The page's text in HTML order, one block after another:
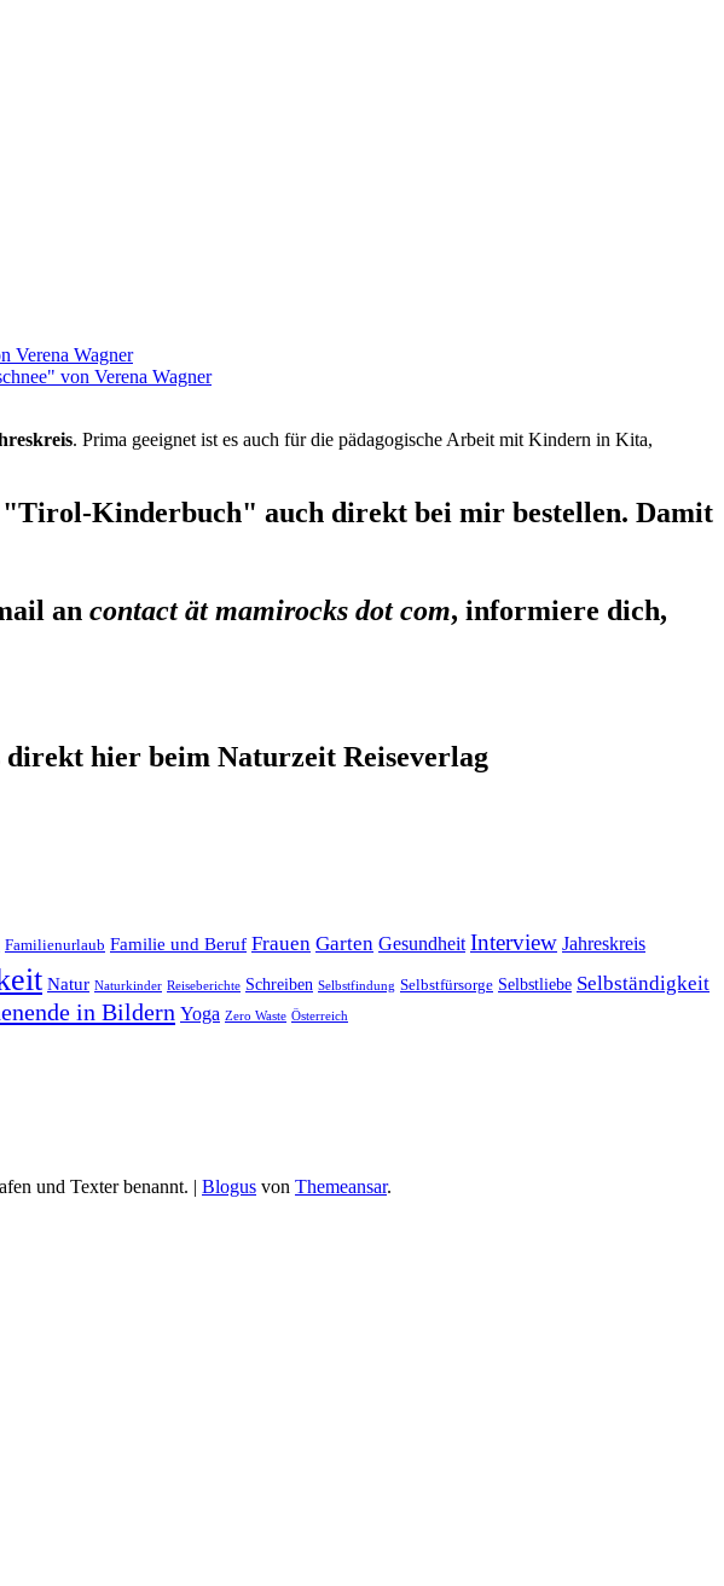
von Verena Wagner
. Prima geeignet ist es auch für die pädagogische Arbeit mit Kindern in Kita,
Kinderbuch" auch direkt bei mir bestellen. Damit
an contact ät mamirocks dot com, informiere dich,
hier beim Naturzeit Reiseverlag
Familienurlaub Familie und Beruf Frauen Garten Gesundheit Interview Jahreskreis
Natur Naturkinder Reiseberichte Schreiben Selbstfindung Selbstfürsorge Selbstliebe Selbständigkeit
in Bildern Yoga Zero Waste Österreich
und Texter benannt. | Blogus von Themeansar.